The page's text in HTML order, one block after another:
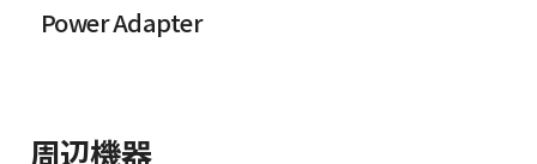
Power Adapter
周辺機器